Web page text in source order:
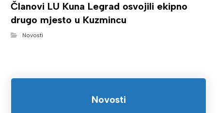
Članovi LU Kuna Legrad osvojili ekipno
drugo mjesto u Kuzmincu
Novosti
Novosti